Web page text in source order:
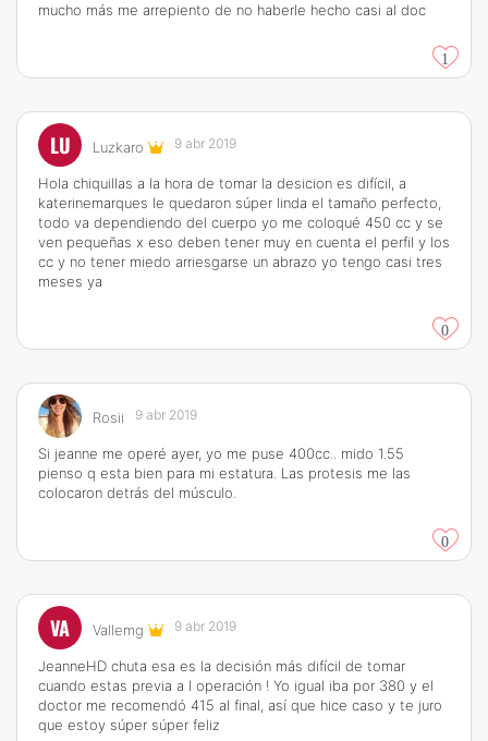
mucho más me arrepiento de no haberle hecho casi al doc
1
LU Luzkaro 9 abr 2019
Hola chiquillas a la hora de tomar la desicion es difícil, a
katerinemarques le quedaron súper linda el tamaño perfecto,
todo va dependiendo del cuerpo yo me coloqué 450 cc y se
ven pequeñas x eso deben tener muy en cuenta el perfil y los
cc y no tener miedo arriesgarse un abrazo yo tengo casi tres
meses ya
0
Rosii 9 abr 2019
Si jeanne me operé ayer, yo me puse 400cc.. mido 1.55
pienso q esta bien para mi estatura. Las protesis me las
colocaron detrás del músculo.
0
VA Vallemg 9 abr 2019
JeanneHD chuta esa es la decisión más difícil de tomar
cuando estas previa a l operación ! Yo igual iba por 380 y el
doctor me recomendó 415 al final, así que hice caso y te juro
que estoy súper súper feliz